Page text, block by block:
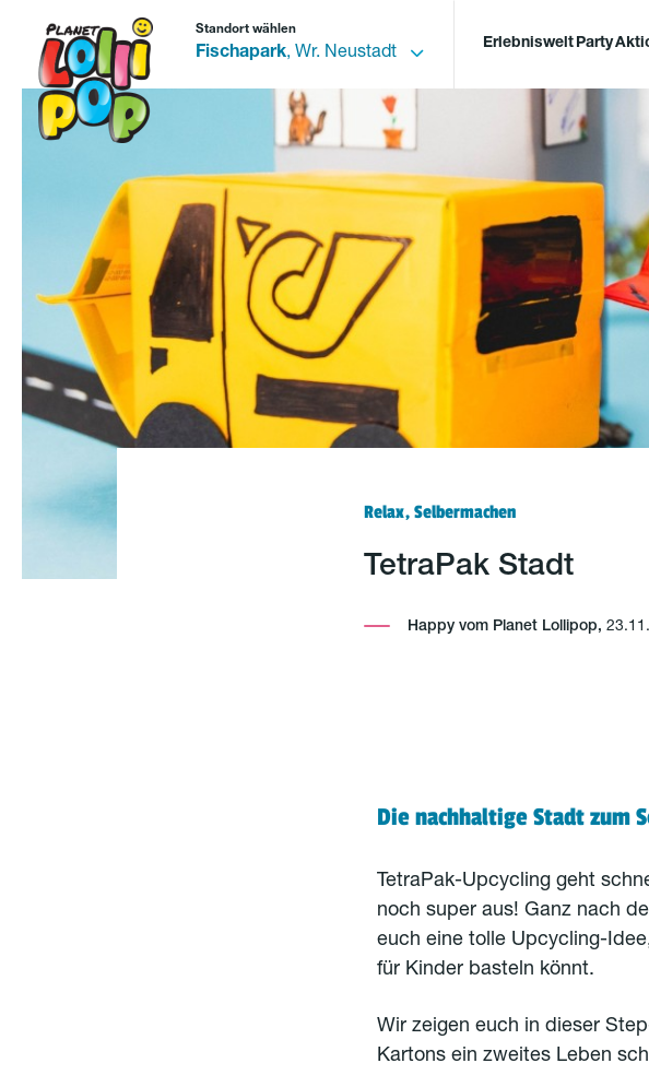
Standort wählen
Fischapark, Wr. Neustadt
Erlebniswelt Party
Relax, Selbermachen
TetraPak Stadt
Happy vom Planet Lollipop,
Die nachhaltige Stadt zum
TetraPak-Upcycling geht
noch super aus! Ganz nach
euch eine tolle Upcycling-
für Kinder basteln könnt.
Wir zeigen euch in dieser
Kartons ein zweites Leben